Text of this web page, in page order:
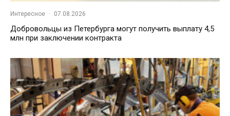
Интересное · 07.08.2026
Добровольцы из Петербурга могут получить выплату 4,5
млн при заключении контракта